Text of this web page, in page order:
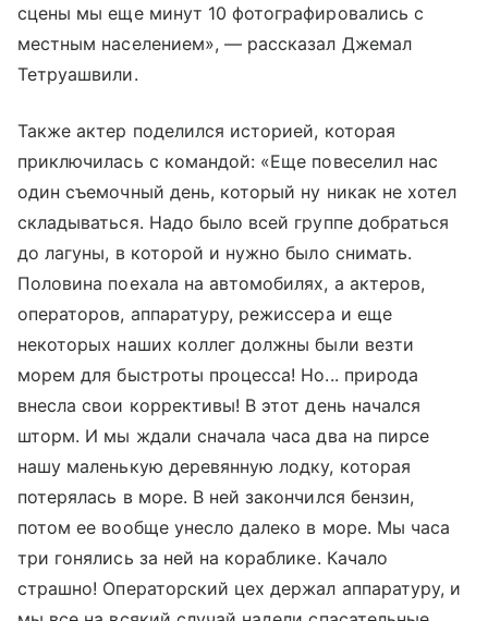
сцены мы еще минут 10 фотографировались с
местным населением», — рассказал Джемал
Тетруашвили.
Также актер поделился историей, которая
приключилась с командой: «Еще повеселил нас
один съемочный день, который ну никак не хотел
складываться. Надо было всей группе добраться
до лагуны, в которой и нужно было снимать.
Половина поехала на автомобилях, а актеров,
операторов, аппаратуру, режиссера и еще
некоторых наших коллег должны были везти
морем для быстроты процесса! Но... природа
внесла свои коррективы! В этот день начался
шторм. И мы ждали сначала часа два на пирсе
нашу маленькую деревянную лодку, которая
потерялась в море. В ней закончился бензин,
потом ее вообще унесло далеко в море. Мы часа
три гонялись за ней на кораблике. Качало
страшно! Операторский цех держал аппаратуру, и